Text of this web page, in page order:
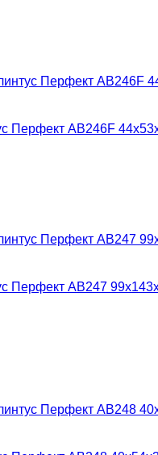
Перфект AB246F
Перфект AB247